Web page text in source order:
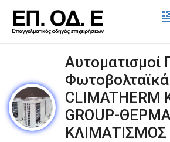
Αυτοματισμοί
CLIMATHERM
GROUP-
ΚΛΙΜΑΤΙΣΜΟΣ